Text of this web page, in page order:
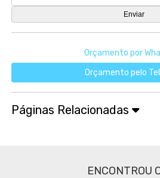
Orçamento por
Orçamento pelo
Páginas Relacionadas
ENCONTROU